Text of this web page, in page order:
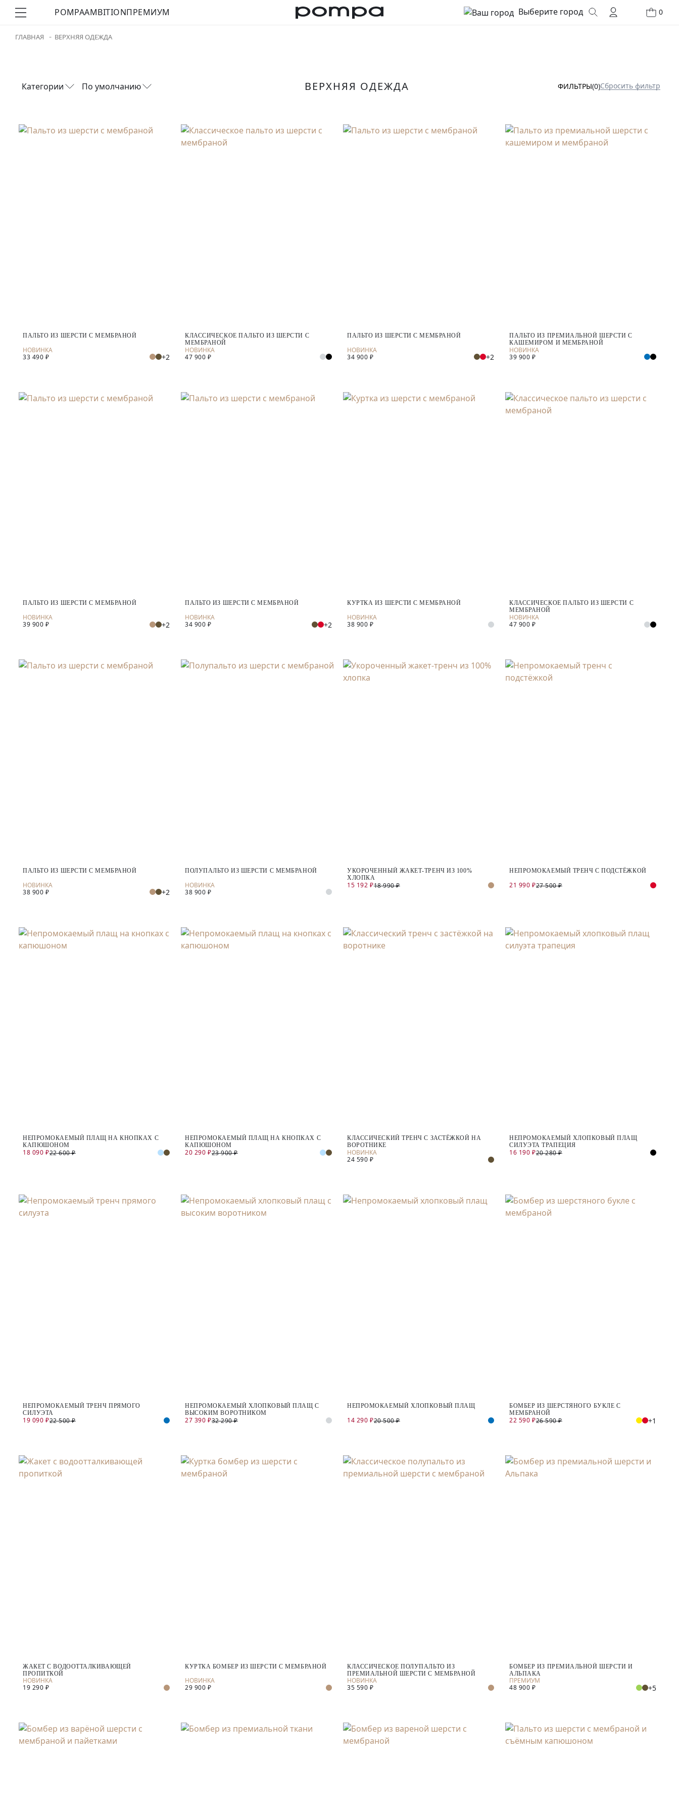
POMPAAMBITIONПРЕМИУМ Выберите город 0
ГЛАВНАЯ ВЕРХНЯЯ ОДЕЖДА
Категории По умолчанию ВЕРХНЯЯ ОДЕЖДА ФИЛЬТРЫ(0)Сбросить фильтр
ПАЛЬТО ИЗ ШЕРСТИ С МЕМБРАНОЙ
33 490 ₽ +2
КЛАССИЧЕСКОЕ ПАЛЬТО ИЗ ШЕРСТИ С
МЕМБРАНОЙ
47 900 ₽
ПАЛЬТО ИЗ ШЕРСТИ С МЕМБРАНОЙ
34 900 ₽ +2
ПАЛЬТО ИЗ ПРЕМИАЛЬНОЙ ШЕРСТИ С
КАШЕМИРОМ И МЕМБРАНОЙ
39 900 ₽
ПАЛЬТО ИЗ ШЕРСТИ С МЕМБРАНОЙ
39 900 ₽ +2
ПАЛЬТО ИЗ ШЕРСТИ С МЕМБРАНОЙ
34 900 ₽ +2
КУРТКА ИЗ ШЕРСТИ С МЕМБРАНОЙ
38 900 ₽
КЛАССИЧЕСКОЕ ПАЛЬТО ИЗ ШЕРСТИ С
МЕМБРАНОЙ
47 900 ₽
ПАЛЬТО ИЗ ШЕРСТИ С МЕМБРАНОЙ
38 900 ₽ +2
ПОЛУПАЛЬТО ИЗ ШЕРСТИ С МЕМБРАНОЙ
38 900 ₽
УКОРОЧЕННЫЙ ЖАКЕТ-ТРЕНЧ ИЗ 100%
ХЛОПКА
15 192 ₽18 990 ₽
НЕПРОМОКАЕМЫЙ ТРЕНЧ С ПОДСТЁЖКОЙ
21 990 ₽27 500 ₽
НЕПРОМОКАЕМЫЙ ПЛАЩ НА КНОПКАХ С
КАПЮШОНОМ
18 090 ₽22 600 ₽
НЕПРОМОКАЕМЫЙ ПЛАЩ НА КНОПКАХ С
КАПЮШОНОМ
20 290 ₽23 900 ₽
КЛАССИЧЕСКИЙ ТРЕНЧ С ЗАСТЁЖКОЙ НА
ВОРОТНИКЕ
24 590 ₽
НЕПРОМОКАЕМЫЙ ХЛОПКОВЫЙ ПЛАЩ
СИЛУЭТА ТРАПЕЦИЯ
16 190 ₽20 280 ₽
НЕПРОМОКАЕМЫЙ ТРЕНЧ ПРЯМОГО
СИЛУЭТА
19 090 ₽22 500 ₽
НЕПРОМОКАЕМЫЙ ХЛОПКОВЫЙ ПЛАЩ С
ВЫСОКИМ ВОРОТНИКОМ
27 390 ₽32 290 ₽
НЕПРОМОКАЕМЫЙ ХЛОПКОВЫЙ ПЛАЩ
14 290 ₽20 500 ₽
БОМБЕР ИЗ ШЕРСТЯНОГО БУКЛЕ С
МЕМБРАНОЙ
22 590 ₽26 590 ₽ +1
ЖАКЕТ С ВОДООТТАЛКИВАЮЩЕЙ
ПРОПИТКОЙ
19 290 ₽
КУРТКА БОМБЕР ИЗ ШЕРСТИ С МЕМБРАНОЙ
29 900 ₽
КЛАССИЧЕСКОЕ ПОЛУПАЛЬТО ИЗ
ПРЕМИАЛЬНОЙ ШЕРСТИ С МЕМБРАНОЙ
35 590 ₽
БОМБЕР ИЗ ПРЕМИАЛЬНОЙ ШЕРСТИ И
АЛЬПАКА
48 900 ₽ +5